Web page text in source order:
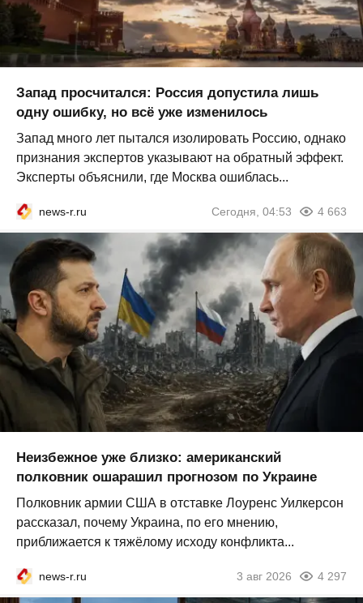
Запад просчитался: Россия допустила лишь
одну ошибку, но всё уже изменилось
Запад много лет пытался изолировать Россию, однако
признания экспертов указывают на обратный эффект.
Эксперты объяснили, где Москва ошиблась...
news-r.ru Сегодня, 04:53 4 663
Неизбежное уже близко: американский
полковник ошарашил прогнозом по Украине
Полковник армии США в отставке Лоуренс Уилкерсон
рассказал, почему Украина, по его мнению,
приближается к тяжёлому исходу конфликта...
news-r.ru 3 авг 2026 4 297